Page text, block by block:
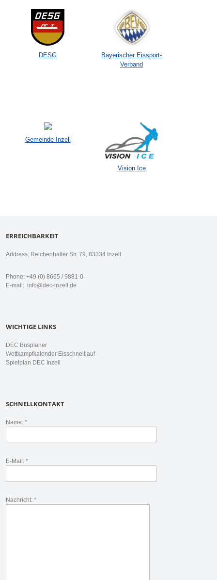
DESG
Bayerischer Eissport-
Verband
Gemeinde Inzell
Vision Ice
ERREICHBARKEIT
Address: Reichenhaller Str. 79, 83334 Inzell
Phone: +49 (0) 8665 / 9881-0
E-mail: info@dec-inzell.de
WICHTIGE LINKS
DEC Busplaner
Wettkampfkalender Eisschnelllauf
Spielplan DEC Inzell
SCHNELLKONTAKT
Name: *
E-Mail: *
Nachricht: *